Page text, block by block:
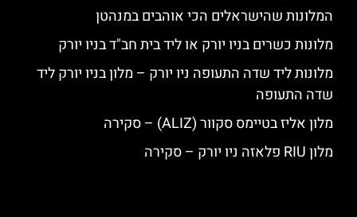
המלונות שהישראלים הכי אוהבים במנהטן
מלונות כשרים בניו יורק או ליד בית חב"ד בניו יורק
מלונות ליד שדה התעופה ניו יורק – מלון בניו יורק ליד
שדה התעופה
מלון אליז בטיימס סקוור (ALIZ) – סקירה
מלון RIU פלאזה ניו יורק – סקירה